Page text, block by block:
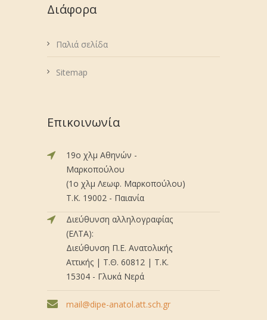
Διάφορα
Παλιά σελίδα
Sitemap
Επικοινωνία
19ο χλμ Αθηνών -
Μαρκοπούλου
(1ο χλμ Λεωφ. Μαρκοπούλου)
Τ.Κ. 19002 - Παιανία
Διεύθυνση αλληλογραφίας
(ΕΛΤΑ):
Διεύθυνση Π.Ε. Ανατολικής
Αττικής | Τ.Θ. 60812 | Τ.Κ.
15304 - Γλυκά Νερά
mail@dipe-anatol.att.sch.gr